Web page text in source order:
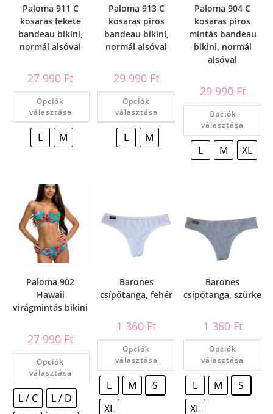
Paloma 911 C
kosaras fekete
bandeau bikini,
normál alsóval
27 990 Ft
Opciók
választása
L M
Paloma 913 C
kosaras piros
bandeau bikini,
normál alsóval
29 990 Ft
Opciók
választása
L M
Paloma 904 C
kosaras piros
mintás bandeau
bikini, normál
alsóval
29 990 Ft
Opciók
választása
L M XL
Paloma 902
Hawaii
virágmintás bikini
27 990 Ft
Opciók
választása
L / C
L / D
Barones
csípőtanga, fehér
1 360 Ft
Opciók
választása
L M
S
XL
Barones
csípőtanga, szürke
1 360 Ft
Opciók
választása
L M
S
XL